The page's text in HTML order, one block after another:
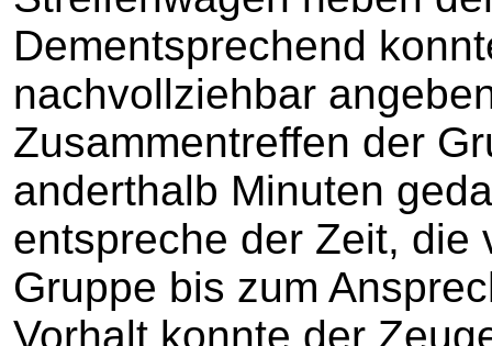
Dementsprechend
nachvollziehbar
Zusammentreffen der
anderthalb Minuten
entspreche der Zeit, die
Gruppe bis zum
Vorhalt konnte der